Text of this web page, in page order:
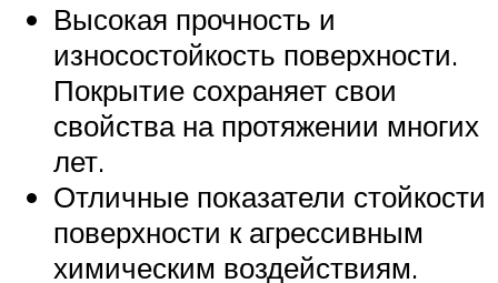
Высокая прочность и
износостойкость поверхности.
Покрытие сохраняет свои
свойства на протяжении многих
лет.
Отличные показатели стойкости
поверхности к агрессивным
химическим воздействиям.